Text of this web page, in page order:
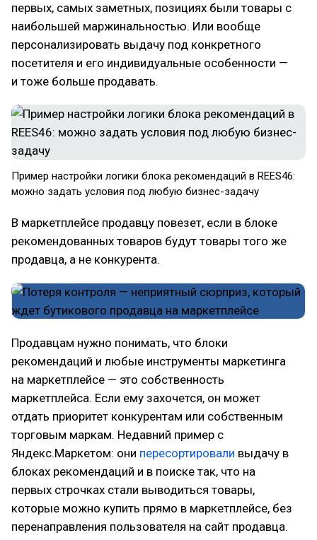
первых, самых заметных, позициях были товары с
наибольшей маржинальностью. Или вообще
персонализировать выдачу под конкретного
посетителя и его индивидуальные особенности —
и тоже больше продавать.
Пример настройки логики блока рекомендаций в REES46:
можно задать условия под любую бизнес-задачу
В маркетплейсе продавцу повезет, если в блоке
рекомендованных товаров будут товары того же
продавца, а не конкурента.
Продавцам нужно понимать, что блоки
рекомендаций и любые инструменты маркетинга
на маркетплейсе — это собственность
маркетплейса. Если ему захочется, он может
отдать приоритет конкурентам или собственным
торговым маркам. Недавний пример с
Яндекс.Маркетом: они пересортировали выдачу в
блоках рекомендаций и в поиске так, что на
первых строчках стали выводиться товары,
которые можно купить прямо в маркетплейсе, без
перенаправления пользователя на сайт продавца.